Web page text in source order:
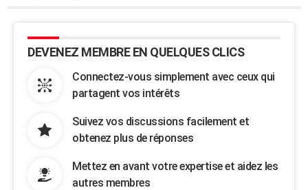
DEVENEZ MEMBRE EN QUELQUES CLICS
Connectez-vous simplement avec ceux qui
partagent vos intérêts
Suivez vos discussions facilement et
obtenez plus de réponses
Mettez en avant votre expertise et aidez les
autres membres